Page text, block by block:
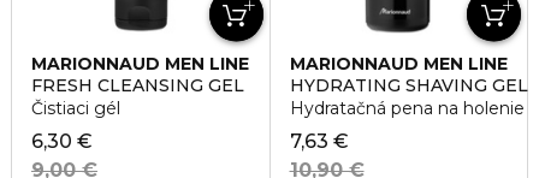
MARIONNAUD MEN LINE
FRESH CLEANSING GEL
Čistiaci gél
6,30 €
9,00 €
MARIONNAUD MEN LINE
HYDRATING SHAVING GEL
Hydratačná pena na holenie
7,63 €
10,90 €